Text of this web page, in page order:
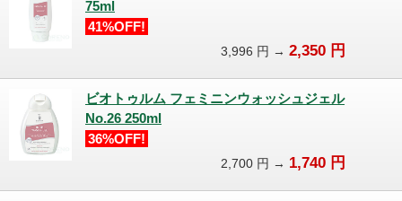
75ml
41%OFF!
3,996 円 →2,350 円
ビオトゥルム フェミニンウォッシュジェル
No.26 250ml
36%OFF!
2,700 円 → 1,740 円